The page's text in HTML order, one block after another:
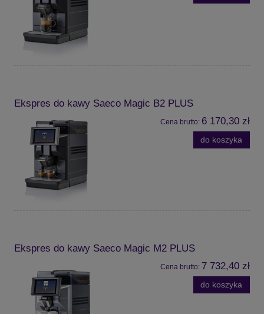
Ekspres do kawy Saeco Magic B2 PLUS
Cena brutto: 6 170,30 zł
do koszyka
Ekspres do kawy Saeco Magic M2 PLUS
Cena brutto: 7 732,40 zł
do koszyka